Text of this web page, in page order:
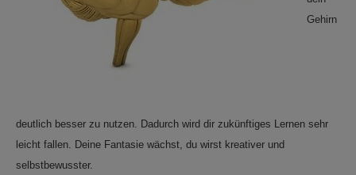
Gehirn
deutlich besser zu nutzen. Dadurch wird dir zukünftiges Lernen sehr
leicht fallen. Deine Fantasie wächst, du wirst kreativer und
selbstbewusster.